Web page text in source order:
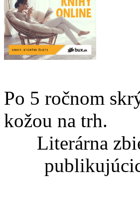
Po 5 ročnom
kožou na trh.
Literárna